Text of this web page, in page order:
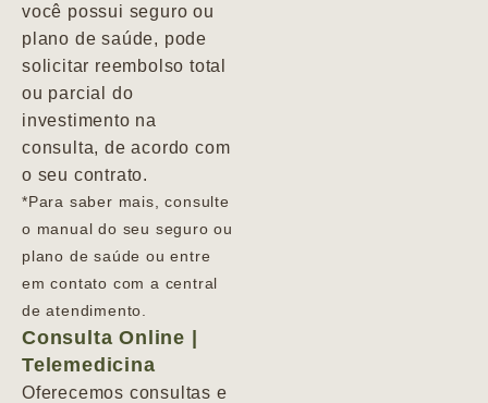
você possui seguro ou
plano de saúde, pode
solicitar reembolso total
ou parcial do
investimento na
consulta, de acordo com
o seu contrato.
*Para saber mais, consulte
o manual do seu seguro ou
plano de saúde ou entre
em contato com a central
de atendimento.
Consulta Online |
Telemedicina
Oferecemos consultas e